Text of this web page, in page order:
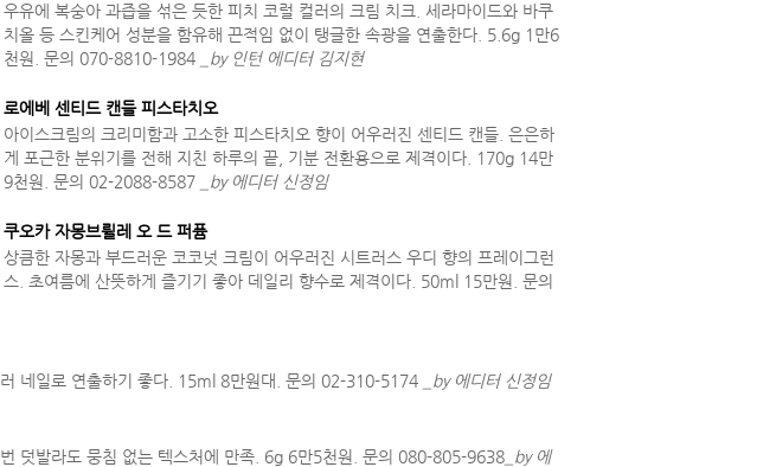
우유에 복숭아 과즙을 섞은 듯한 피치 코럴 컬러의 크림 치크. 세라마이드와 바쿠
치올 등 스킨케어 성분을 함유해 끈적임 없이 탱글한 속광을 연출한다. 5.6g 1만6
천원. 문의 070-8810-1984
_by 인턴 에디터 김지현
로에베 센티드 캔들 피스타치오
아이스크림의 크리미함과 고소한 피스타치오 향이 어우러진 센티드 캔들. 은은하
게 포근한 분위기를 전해 지친 하루의 끝, 기분 전환용으로 제격이다. 170g 14만
9천원. 문의 02-2088-8587
_by 에디터 신정임
쿠오카 자몽브륄레 오 드 퍼퓸
상큼한 자몽과 부드러운 코코넛 크림이 어우러진 시트러스 우디 향의 프레이그런
스. 초여름에 산뜻하게 즐기기 좋아 데일리 향수로 제격이다. 50ml 15만원. 문의
네일로 연출하기 좋다. 15ml 8만원대. 문의 02-310-5174
_by 에디터 신정임
덧발라도 뭉침 없는 텍스처에 만족. 6g 6만5천원. 문의 080-805-9638 _by 에